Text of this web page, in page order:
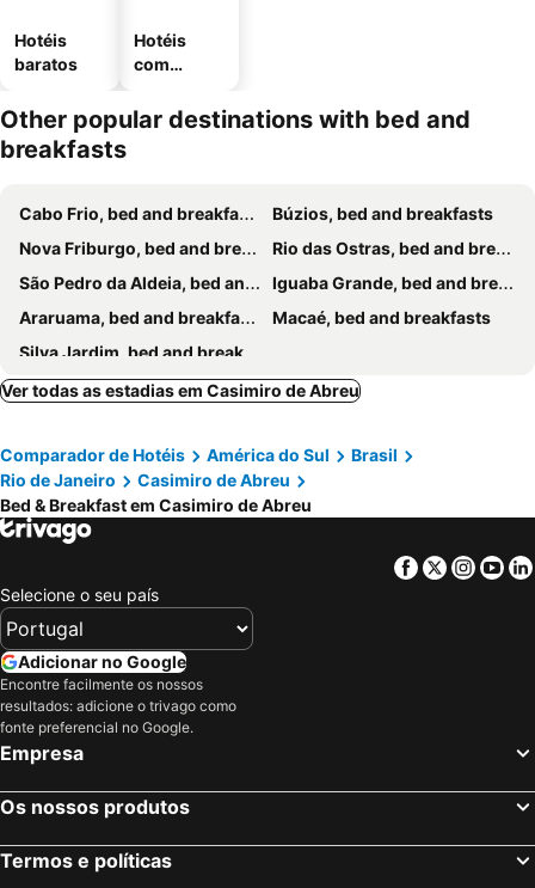
Hotéis
baratos
Hotéis
com
mento
Other popular destinations with bed and
breakfasts
Cabo Frio, bed and breakfasts
Búzios, bed and breakfasts
Nova Friburgo, bed and breakfasts
Rio das Ostras, bed and breakfasts
São Pedro da Aldeia, bed and breakfasts
Iguaba Grande, bed and breakfasts
Araruama, bed and breakfasts
Macaé, bed and breakfasts
Silva Jardim, bed and breakfasts
Ver todas as estadias em Casimiro de Abreu
Comparador de Hotéis América do Sul
Brasil
Rio de Janeiro
Casimiro de Abreu
Bed & Breakfast em Casimiro de Abreu
Facebook
Twitter
Selecione o seu país
Adicionar no Google
Encontre facilmente os nossos
resultados: adicione o trivago como
fonte preferencial no Google.
Empresa
Os nossos produtos
Termos e políticas